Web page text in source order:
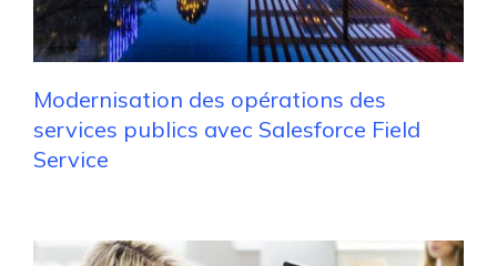
Modernisation des opérations des
services publics avec Salesforce Field
Service